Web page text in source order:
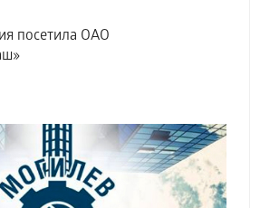
посетила ОАО